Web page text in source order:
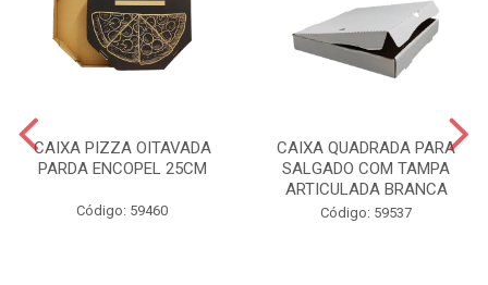
CAIXA PIZZA OITAVADA
PARDA ENCOPEL 25CM
Código: 59460
CAIXA QUADRADA PARA
SALGADO COM TAMPA
ARTICULADA BRANCA
Código: 59537